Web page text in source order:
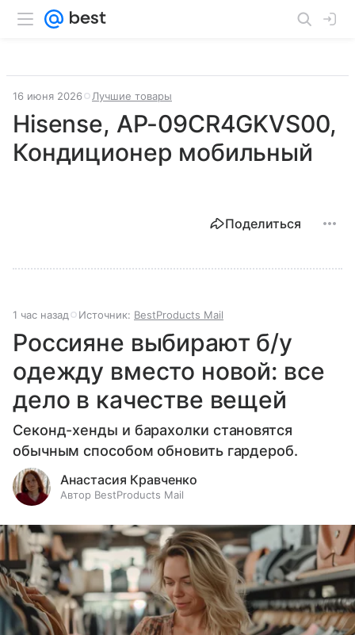
16 июня 2026 Лучшие товары
Hisense, AP-09CR4GKVS00,
Кондиционер мобильный
Поделиться
1 час назад Источник: BestProducts Mail
Россияне выбирают б/у
одежду вместо новой: все
дело в качестве вещей
Секонд-хенды и барахолки становятся
обычным способом обновить гардероб.
Анастасия Кравченко
Автор BestProducts Mail